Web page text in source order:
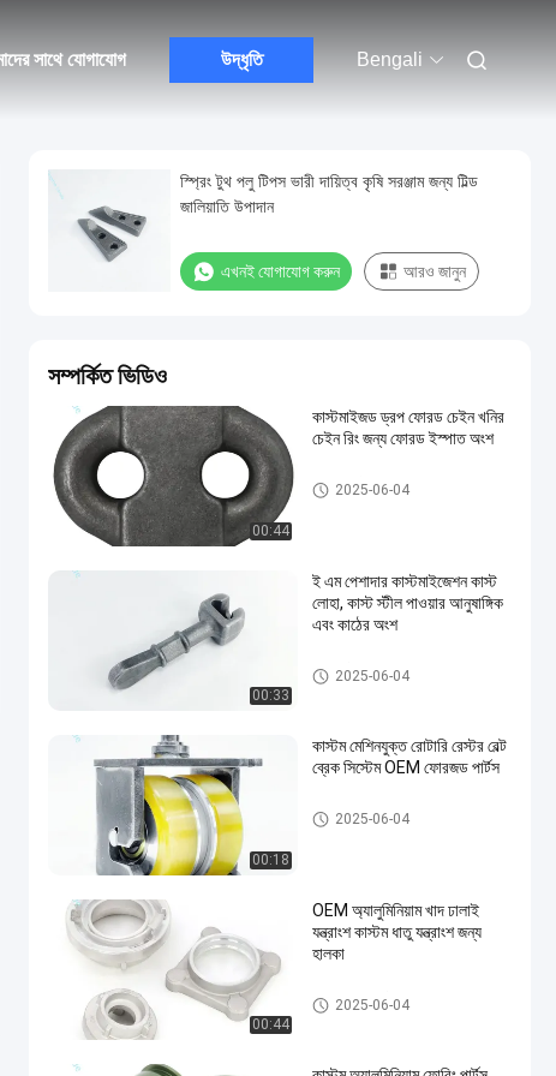
সাথে যোগাযোগ উদ্ধৃতি Bengali
স্প্রিং টুথ পলু টিপস ভারী দায়িত্ব কৃষি সরঞ্জাম জন্য টিল্ড
জালিয়াতি উপাদান
এখনই যোগাযোগ করুন আরও জানুন
সম্পর্কিত ভিডিও
00:44
কাস্টমাইজড ড্রপ ফোরড চেইন খনির
চেইন রিং জন্য ফোরড ইস্পাত অংশ
ড্রপ ফোর্জড চেইন
2025-06-04
00:33
ই এম পেশাদার কাস্টমাইজেশন কাস্ট
লোহা, কাস্ট স্টীল পাওয়ার আনুষাঙ্গিক
এবং কাঠের অংশ
গরম কাঠামোর অংশ
2025-06-04
00:18
কাস্টম মেশিনযুক্ত রোটারি রেস্টর বেল্ট
ব্রেক সিস্টেম OEM ফোরজড পার্টস
পরিবাহক চেইন
2025-06-04
00:44
OEM অ্যালুমিনিয়াম খাদ ঢালাই
যন্ত্রাংশ কাস্টম ধাতু যন্ত্রাংশ জন্য
হালকা
অ্যালুমিনিয়াম কাঠামোর যন্ত্রাংশ
2025-06-04